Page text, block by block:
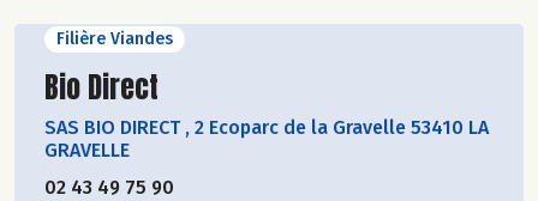
Filière Viandes
Découvrir le producteur
Bio Direct
SAS BIO DIRECT , 2 Ecoparc de la Gravelle 53410 LA
GRAVELLE
02 43 49 75 90